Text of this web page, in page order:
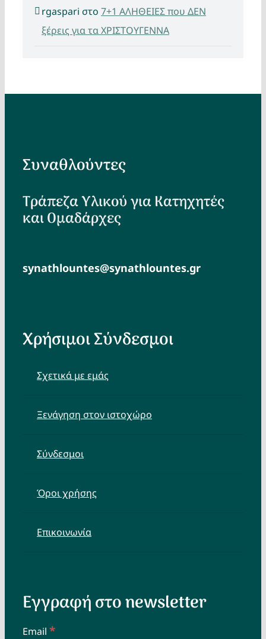
rgaspari στο 7+1 ΑΛΗΘΕΙΕΣ που ΔΕΝ
ξέρεις για τα ΧΡΙΣΤΟΥΓΕΝΝΑ
Συναθλούντες
Τράπεζα Υλικού για Κατηχητές
και Ομαδάρχες
synathlountes@synathlountes.gr
Χρήσιμοι Σύνδεσμοι
Σχετικά με εμάς
Ξενάγηση στον ιστοχώρο
Σύνδεσμοι
Όροι χρήσης
Επικοινωνία
Εγγραφή στο newsletter
Email *